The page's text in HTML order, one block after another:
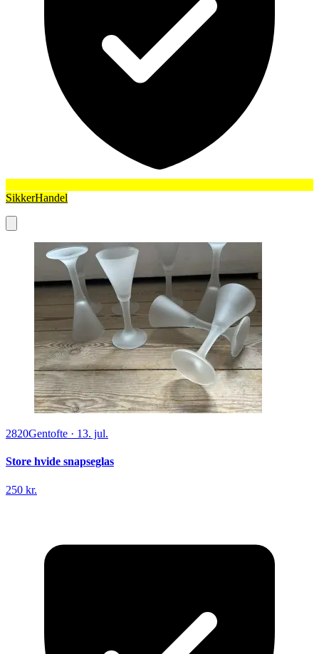
SikkerHandel
2820Gentofte · 13. jul.
Store hvide snapseglas
250 kr.